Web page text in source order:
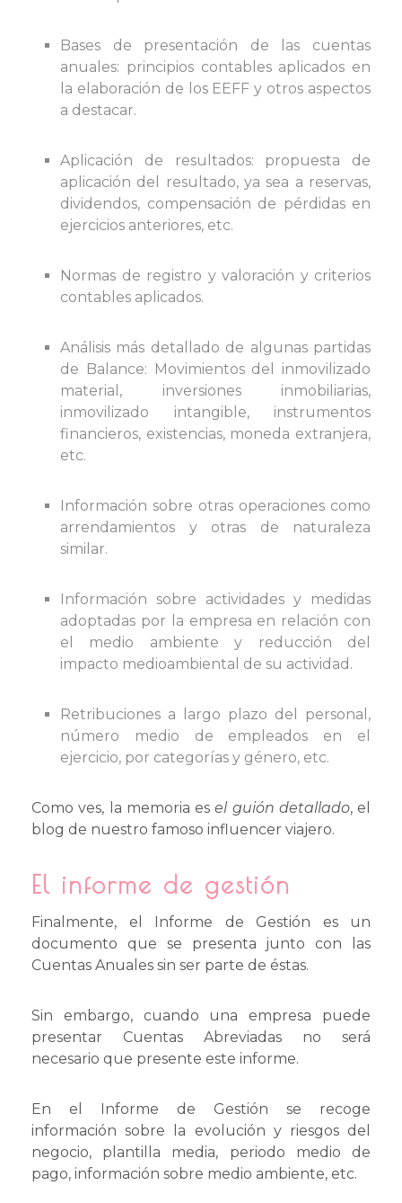
Bases de presentación de las cuentas
anuales: principios contables aplicados en
la elaboración de los EEFF y otros aspectos
a destacar.
Aplicación de resultados: propuesta de
aplicación del resultado, ya sea a reservas,
dividendos, compensación de pérdidas en
ejercicios anteriores, etc.
Normas de registro y valoración y criterios
contables aplicados.
Análisis más detallado de algunas partidas
de Balance: Movimientos del inmovilizado
material, inversiones inmobiliarias,
inmovilizado intangible, instrumentos
financieros, existencias, moneda extranjera,
etc.
Información sobre otras operaciones como
arrendamientos y otras de naturaleza
similar.
Información sobre actividades y medidas
adoptadas por la empresa en relación con
el medio ambiente y reducción del
impacto medioambiental de su actividad.
Retribuciones a largo plazo del personal,
número medio de empleados en el
ejercicio, por categorías y género, etc.
Como ves, la memoria esel guión detallado, el
blog de nuestro famoso influencer viajero.
El informe de gestión
Finalmente, el Informe de Gestión es un
documento que se presenta junto con las
Cuentas Anuales sin ser parte de éstas.
Sin embargo, cuando una empresa puede
presentar Cuentas Abreviadas no será
necesario que presente este informe.
En el Informe de Gestión se recoge
información sobre la evolución y riesgos del
negocio, plantilla media, periodo medio de
pago, información sobre medio ambiente, etc.